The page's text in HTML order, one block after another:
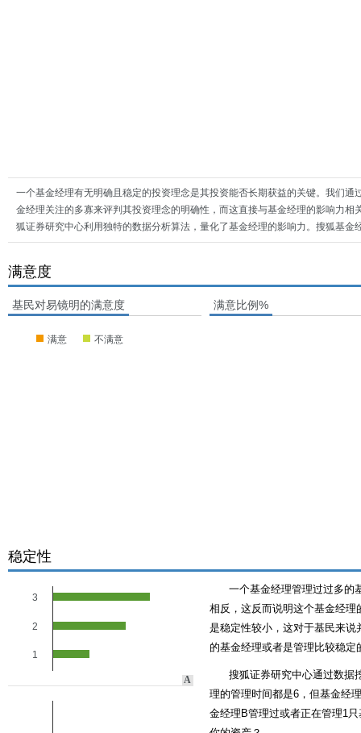
一个基金经理有无明确且稳定的投资理念是其投资能否长期获益的关键。我们通
金经理关注的多寡来评判其投资理念的明确性，而这直接与基金经理的影响力相
狐证券研究中心利用独特的数据分析算法，量化了基金经理的影响力。搜狐基金
满意度
基民对易镜明的满意度
满意 不满意
满意比例%
稳定性
3
2
1
A
一个基金经理管理过过多的
相反，这反而说明这个基金经理
是稳定性较小，这对于基民来
的基金经理或者是管理比较稳
搜狐证券研究中心通过数据
理的管理时间都是6，但基金经
金经理B管理过或者正在管理1